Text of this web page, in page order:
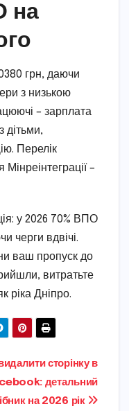
на
грн, даючи
з низькою
– зарплата
дітьми,
Перелік
–
у 2026 70% ВПО
черги вдвічі.
ваш пропуск до
витратьте
ріка Дніпро.
сторінку в
детальний
на 2026 рік